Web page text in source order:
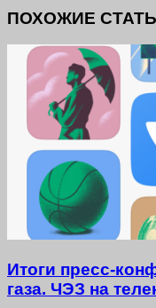
ПОХОЖИЕ
Итоги пресс-
газа. ЧЭЗ на